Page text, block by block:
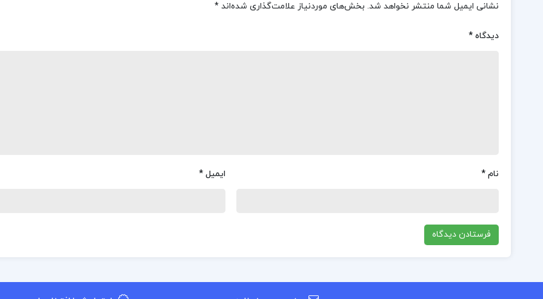
نشانی ایمیل شما منتشر نخواهد شد. بخش‌های موردنیاز علامت‌گذاری شده‌اند*
دیدگاه*
نام* ایمیل *